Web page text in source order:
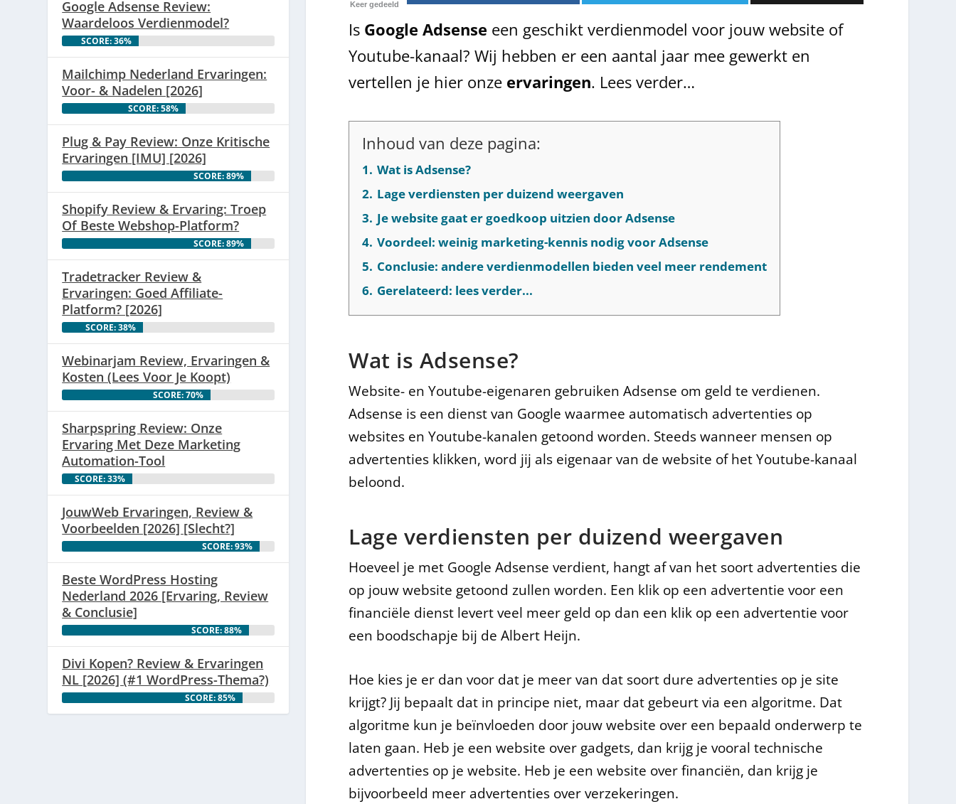
Keer gedeeld
Is Google Adsense een geschikt verdienmodel voor jouw website of
Youtube-kanaal? Wij hebben er een aantal jaar mee gewerkt en
vertellen je hier onze ervaringen. Lees verder…
Inhoud van deze pagina:
1. Wat is Adsense?
2. Lage verdiensten per duizend weergaven
3. Je website gaat er goedkoop uitzien door Adsense
4. Voordeel: weinig marketing-kennis nodig voor Adsense
5. Conclusie: andere verdienmodellen bieden veel meer rendement
6. Gerelateerd: lees verder...
Wat is Adsense?
Website- en Youtube-eigenaren gebruiken Adsense om geld te verdienen.
Adsense is een dienst van Google waarmee automatisch advertenties op
websites en Youtube-kanalen getoond worden. Steeds wanneer mensen op
advertenties klikken, word jij als eigenaar van de website of het Youtube-kanaal
beloond.
Lage verdiensten per duizend weergaven
Hoeveel je met Google Adsense verdient, hangt af van het soort advertenties die
op jouw website getoond zullen worden. Een klik op een advertentie voor een
financiële dienst levert veel meer geld op dan een klik op een advertentie voor
een boodschapje bij de Albert Heijn.
Hoe kies je er dan voor dat je meer van dat soort dure advertenties op je site
krijgt? Jij bepaalt dat in principe niet, maar dat gebeurt via een algoritme. Dat
algoritme kun je beïnvloeden door jouw website over een bepaald onderwerp te
laten gaan. Heb je een website over gadgets, dan krijg je vooral technische
advertenties op je website. Heb je een website over financiën, dan krijg je
bijvoorbeeld meer advertenties over verzekeringen.
Google Adsense Review:
Waardeloos Verdienmodel?
SCORE: 36%
Mailchimp Nederland Ervaringen:
Voor- & Nadelen [2026]
SCORE: 58%
Plug & Pay Review: Onze Kritische
Ervaringen [IMU] [2026]
SCORE: 89%
Shopify Review & Ervaring: Troep
Of Beste Webshop-Platform?
SCORE: 89%
Tradetracker Review &
Ervaringen: Goed Affiliate-
Platform? [2026]
SCORE: 38%
Webinarjam Review, Ervaringen &
Kosten (Lees Voor Je Koopt)
SCORE: 70%
Sharpspring Review: Onze
Ervaring Met Deze Marketing
Automation-Tool
SCORE: 33%
JouwWeb Ervaringen, Review &
Voorbeelden [2026] [Slecht?]
SCORE: 93%
Beste WordPress Hosting
Nederland 2026 [Ervaring, Review
& Conclusie]
SCORE: 88%
Divi Kopen? Review & Ervaringen
NL [2026] (#1 WordPress-Thema?)
SCORE: 85%